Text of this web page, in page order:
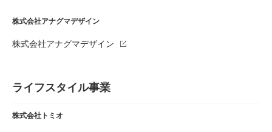
株式会社アナグマデザイン
株式会社アナグマデザイン
ライフスタイル事業
株式会社トミオ